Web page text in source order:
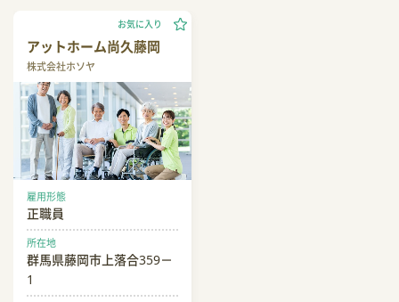
アットホーム尚久藤岡
株式会社ホソヤ
お気に入り
雇用形態
正職員
所在地
群馬県藤岡市上落合359－
1